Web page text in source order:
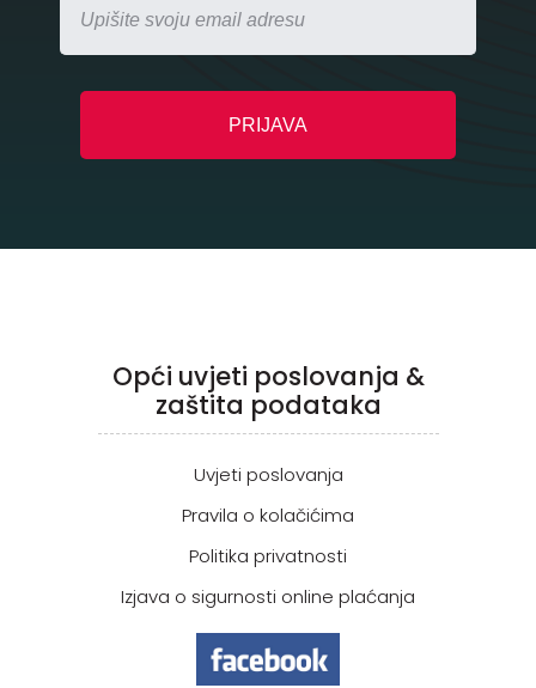
Opći uvjeti poslovanja &
zaštita podataka
Uvjeti poslovanja
Pravila o kolačićima
Politika privatnosti
Izjava o sigurnosti online plaćanja